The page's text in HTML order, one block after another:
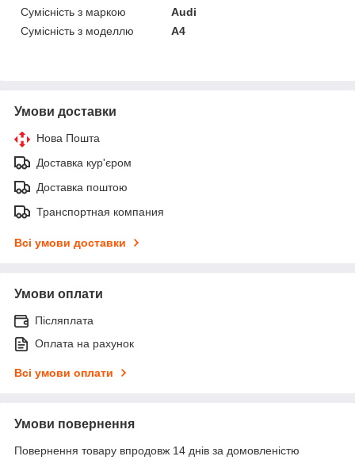
Сумісність з маркою
Audi
Сумісність з моделлю
A4
Умови доставки
Нова Пошта
Доставка кур'єром
Доставка поштою
Транспортная компания
Всі умови доставки
Умови оплати
Післяплата
Оплата на рахунок
Всі умови оплати
Умови повернення
Повернення товару впродовж 14 днів за домовленістю